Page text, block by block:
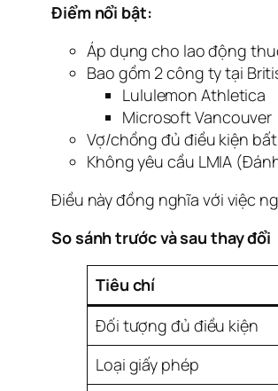
Điểm nổi bật:
Áp dụng cho lao động
Bao gồm 2 công ty tại
Lululemon Athletica
Microsoft Vancouver
Vợ/chồng đủ điều kiện bất
Không yêu cầu LMIA
Điều này đồng nghĩa với việc
So sánh trước và sau thay đổi
Tiêu chí
Đối tượng đủ điều kiện
Loại giấy phép